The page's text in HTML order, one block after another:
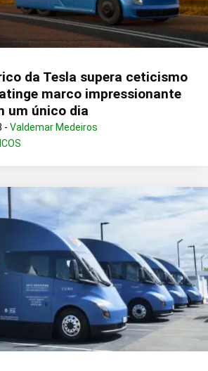
da Tesla supera ceticismo
marco impressionante
um único dia
- Valdemar Medeiros